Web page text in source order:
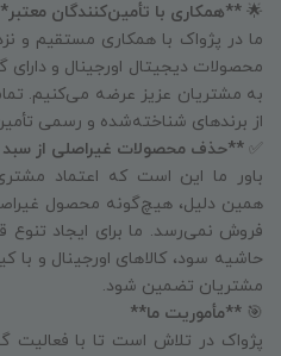
🌟 **همکاری با تأمین‌کنندگان
ما در پژواک با همکاری مستقیم و
محصولات دیجیتال اورجینال و دارای
به مشتریان عزیز عرضه می‌کنیم.
از برندهای شناخته‌شده و رسمی
✅ **حذف محصولات غیراصلی از
باور ما این است که اعتماد
همین دلیل، هیچ‌گونه محصول
فروش نمی‌رسد. ما برای ایجاد
حاشیه سود، کالاهای اورجینال و با
مشتریان تضمین شود.
🎯 **مأموریت ما**
پژواک در تلاش است تا با